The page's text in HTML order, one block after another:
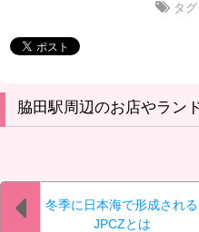
タ
脇田駅周辺のお店やラン
冬季に日本海で形成される
JPCZとは